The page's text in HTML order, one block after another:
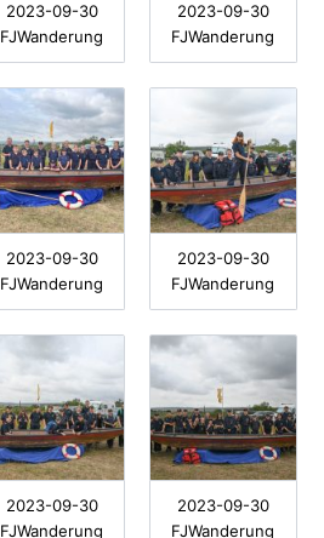
2023-09-30
FJWanderung
2023-09-30
FJWanderung
2023-09-30
FJWanderung
2023-09-30
FJWanderung
2023-09-30
FJWanderung
2023-09-30
FJWanderung